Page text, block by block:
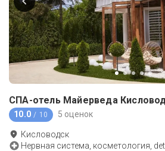
СПА-отель Майерведа
10.0 / 10 5 оценок
Кисловодск
Нервная система, косметология,